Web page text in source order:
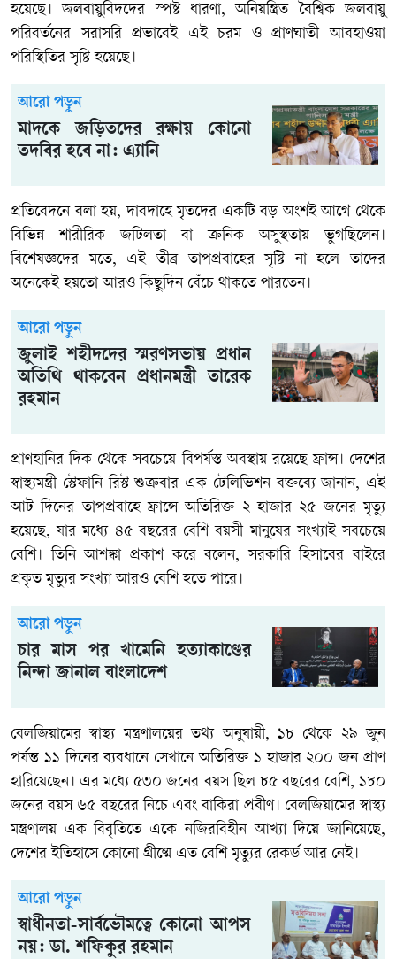
হয়েছে। জলবায়ুবিদদের স্পষ্ট ধারণা, অনিয়ন্ত্রিত বৈশ্বিক জলবায়ু
পরিবর্তনের সরাসরি প্রভাবেই এই চরম ও প্রাণঘাতী আবহাওয়া
পরিস্থিতির সৃষ্টি হয়েছে।
আরো পড়ুন
মাদকে জড়িতদের রক্ষায় কোনো
তদবির হবে না: এ্যানি
প্রতিবেদনে বলা হয়, দাবদাহে মৃতদের একটি বড় অংশই আগে থেকে
বিভিন্ন শারীরিক জটিলতা বা ক্রনিক অসুস্থতায় ভুগছিলেন।
বিশেষজ্ঞদের মতে, এই তীব্র তাপপ্রবাহের সৃষ্টি না হলে তাদের
অনেকেই হয়তো আরও কিছুদিন বেঁচে থাকতে পারতেন।
আরো পড়ুন
জুলাই শহীদদের স্মরণসভায় প্রধান
অতিথি থাকবেন প্রধানমন্ত্রী তারেক
রহমান
প্রাণহানির দিক থেকে সবচেয়ে বিপর্যস্ত অবস্থায় রয়েছে ফ্রান্স। দেশের
স্বাস্থ্যমন্ত্রী স্টেফানি রিস্ট শুক্রবার এক টেলিভিশন বক্তব্যে জানান, এই
আট দিনের তাপপ্রবাহে ফ্রান্সে অতিরিক্ত ২ হাজার ২৫ জনের মৃত্যু
হয়েছে, যার মধ্যে ৪৫ বছরের বেশি বয়সী মানুষের সংখ্যাই সবচেয়ে
বেশি। তিনি আশঙ্কা প্রকাশ করে বলেন, সরকারি হিসাবের বাইরে
প্রকৃত মৃত্যুর সংখ্যা আরও বেশি হতে পারে।
আরো পড়ুন
চার মাস পর খামেনি হত্যাকাণ্ডের
নিন্দা জানাল বাংলাদেশ
বেলজিয়ামের স্বাস্থ্য মন্ত্রণালয়ের তথ্য অনুযায়ী, ১৮ থেকে ২৯ জুন
পর্যন্ত ১১ দিনের ব্যবধানে সেখানে অতিরিক্ত ১ হাজার ২০০ জন প্রাণ
হারিয়েছেন। এর মধ্যে ৫৩০ জনের বয়স ছিল ৮৫ বছরের বেশি, ১৮০
জনের বয়স ৬৫ বছরের নিচে এবং বাকিরা প্রবীণ। বেলজিয়ামের স্বাস্থ্য
মন্ত্রণালয় এক বিবৃতিতে একে নজিরবিহীন আখ্যা দিয়ে জানিয়েছে,
দেশের ইতিহাসে কোনো গ্রীষ্মে এত বেশি মৃত্যুর রেকর্ড আর নেই।
আরো পড়ুন
স্বাধীনতা-সার্বভৌমত্বে কোনো আপস
নয়: ডা. শফিকুর রহমান